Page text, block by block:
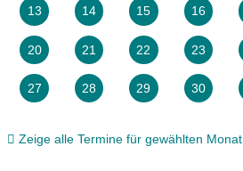
13 14 15 16
20 21 22 23
27 28 29 30
Zeige alle Termine für gewählten Monat